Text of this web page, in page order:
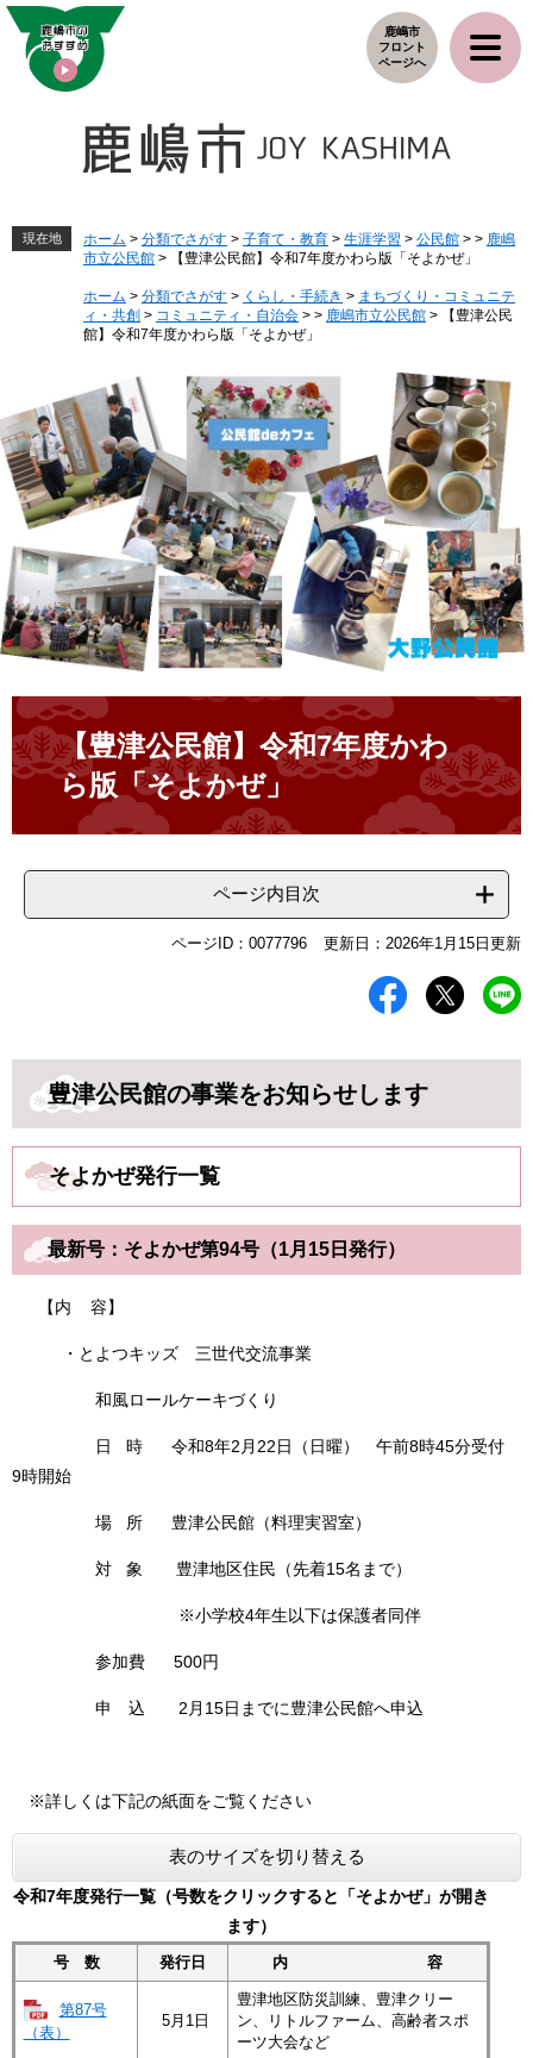
ペ
メ
鹿嶋市
フロント
ページへ
現在地 ホーム > 分類でさがす > 子育て・教育 > 生涯学習 > 公民館 > > 鹿嶋
市立公民館 > 【豊津公民館】令和7年度かわら版「そよかぜ」
ホーム > 分類でさがす > くらし・手続き > まちづくり・コミュニテ
ィ・共創 > コミュニティ・自治会 > > 鹿嶋市立公民館 >
【豊津公民
館】令和7年度かわら版「そよかぜ」
本
文
【豊津公民館】令和7年度かわ
ら版「そよかぜ」
ページ内目次
ページID：0077796 更新日：2026年1月15日更新
豊津公民館の事業をお知らせします
そよかぜ発行一覧
最新号：そよかぜ第94号（1月15日発行） ​
【内 容】
・とよつキッズ 三世代交流事業
和風ロールケーキづくり
日 時 令和8年2月22日（日曜） 午前8時45分受付
9時開始
場 所 豊津公民館（料理実習室）
対 象 豊津地区住民（先着15名まで）
※小学校4年生以下は保護者同伴
参加費 500円
申 込 2月15日までに豊津公民館へ申込
※詳しくは下記の紙面をご覧ください
表のサイズを切り替える
令和7年度発行一覧（号数をクリックすると「そよかぜ」が開き
ます）
号 数 発行日 内 容
第87号
（表）
5月1日
豊津地区防災訓練、豊津クリー
ン、リトルファーム、高齢者スポ
ーツ大会など